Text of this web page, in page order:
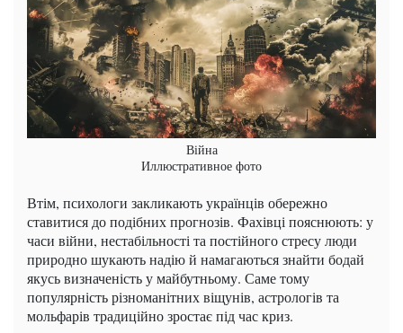
Війна
Иллюстративное фото
Втім, психологи закликають українців обережно
ставитися до подібних прогнозів. Фахівці пояснюють: у
часи війни, нестабільності та постійного стресу люди
природно шукають надію й намагаються знайти бодай
якусь визначеність у майбутньому. Саме тому
популярність різноманітних віщунів, астрологів та
мольфарів традиційно зростає під час криз.